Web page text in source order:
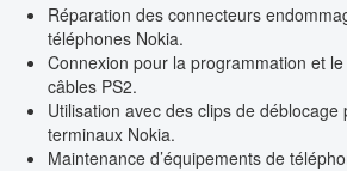
Réparation des connecteurs
téléphones Nokia.
Connexion pour la programmation et
câbles PS2.
Utilisation avec des clips de
terminaux Nokia.
Maintenance d’équipements de